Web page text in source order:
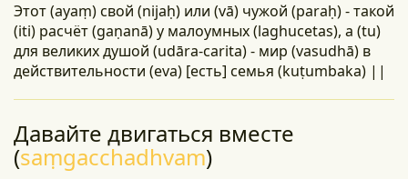
Этот (ayaṃ) свой (nijaḥ) или (vā) чужой (paraḥ) - такой
(iti) расчёт (gaṇanā) у малоумных (laghucetas), а (tu)
для великих душой (udāra-carita) - мир (vasudhā) в
действительности (eva) [есть] семья (kuṭumbaka) ||
Давайте двигаться вместе
(saṃgacchadhvam)